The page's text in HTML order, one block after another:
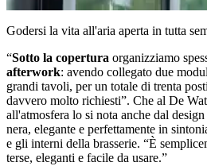
Godersi la vita all'aria aperta in tutta
“Sotto la copertura organizziamo
afterwork: avendo collegato due
grandi tavoli, per un totale di trenta
davvero molto richiesti”. Che al De
all'atmosfera lo si nota anche dal
nera, elegante e perfettamente in
e gli interni della brasserie. “È
terse, eleganti e facile da usare.”